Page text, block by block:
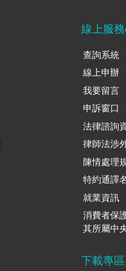
線上服務
查詢系統
線上申辦
我要留言
申訴窗口
法律諮詢
律師法涉
陳情處理
特約通譯
就業資訊
消費者保
其所屬中
下載專區